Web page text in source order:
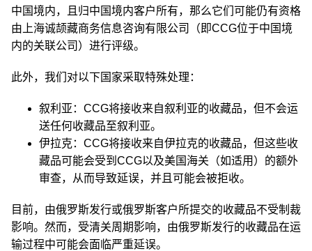
中国境内，且归中国境内客户所有，那么它们可能仍有资格
由上海诚颉藏商务信息咨询有限公司（即CCG位于中国境
内的关联公司）进行评级。
此外，我们对以下国家采取特殊处理：
叙利亚：CCG将接收来自叙利亚的收藏品，但不会运
送任何收藏品至叙利亚。
伊拉克：CCG将接收来自伊拉克的收藏品，但这些收
藏品可能会受到CCG以及美国海关（如适用）的额外
审查，从而导致延误，并且可能会被拒收。
目前，由俄罗斯发行或俄罗斯客户所提交的收藏品不受制裁
影响。然而，受清关周期影响，由俄罗斯发行的收藏品在运
输过程中可能会面临严重延误。